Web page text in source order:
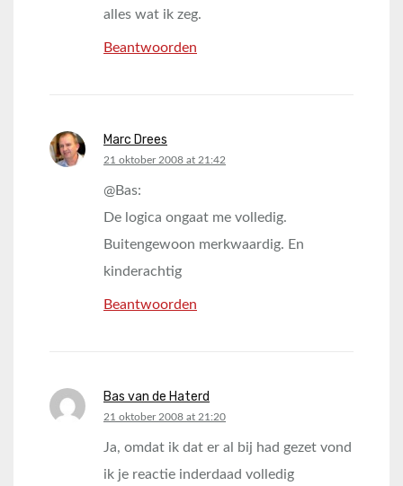
alles wat ik zeg.
Beantwoorden
Marc Drees
says:
21 oktober 2008 at 21:42
@Bas:
De logica ongaat me volledig.
Buitengewoon merkwaardig. En
kinderachtig
Beantwoorden
Bas van de Haterd
says:
21 oktober 2008 at 21:20
Ja, omdat ik dat er al bij had gezet vond
ik je reactie inderdaad volledig